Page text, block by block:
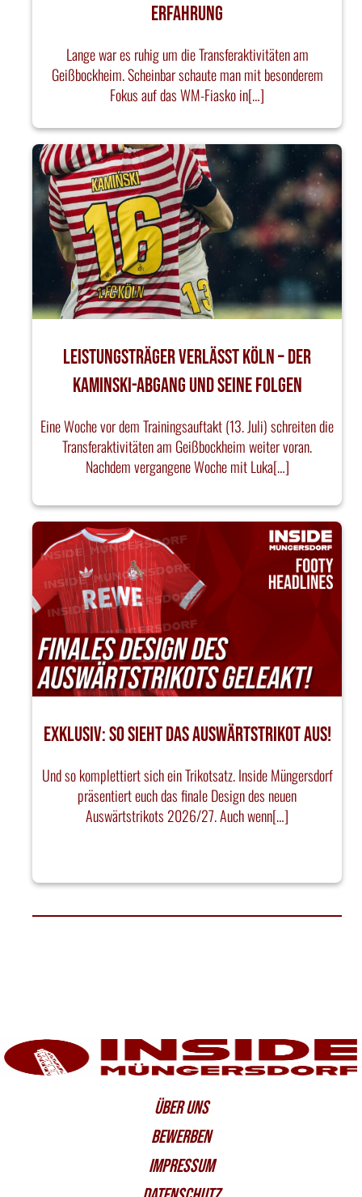
Erfahrung
Lange war es ruhig um die Transferaktivitäten am
Geißbockheim. Scheinbar schaute man mit besonderem
Fokus auf das WM-Fiasko in[…]
Leistungsträger verlässt Köln – Der
Kaminski-Abgang und seine Folgen
Eine Woche vor dem Trainingsauftakt (13. Juli) schreiten die
Transferaktivitäten am Geißbockheim weiter voran.
Nachdem vergangene Woche mit Luka[…]
EXKLUSIV: SO SIEHT DAS AUSWÄRTSTRIKOT AUS!
Und so komplettiert sich ein Trikotsatz. Inside Müngersdorf
präsentiert euch das finale Design des neuen
Auswärtstrikots 2026/27. Auch wenn[…]
ÜBER UNS
BEWERBEN
IMPRESSUM